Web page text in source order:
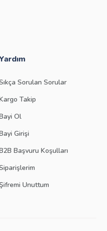
Sorulan Sorular
Takip
Ol
Girişi
Başvuru Koşulları
Unuttum